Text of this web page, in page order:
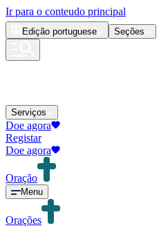
Ir para o conteudo principal
Edição portuguese Seções
Serviços
Doe agora
Registar
Doe agora
Oração
Menu
Orações